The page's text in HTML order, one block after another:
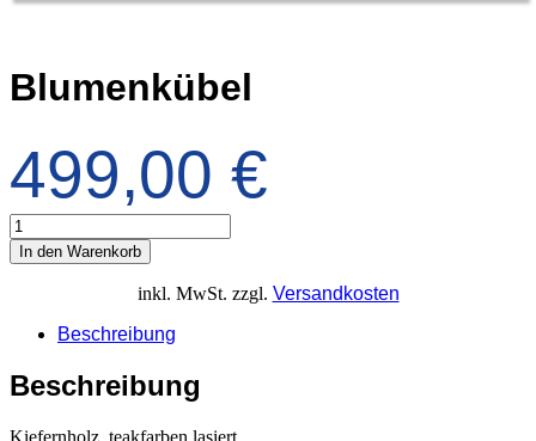
Blumenkübel
499,00 €
In den Warenkorb
inkl. MwSt. zzgl. Versandkosten
Beschreibung
Beschreibung
Kiefernholz, teakfarben lasiert